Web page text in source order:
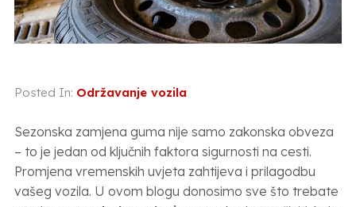
Posted In: Održavanje vozila
Sezonska zamjena guma nije samo zakonska obveza
– to je jedan od ključnih faktora sigurnosti na cesti.
Promjena vremenskih uvjeta zahtijeva i prilagodbu
vašeg vozila. U ovom blogu donosimo sve što trebate